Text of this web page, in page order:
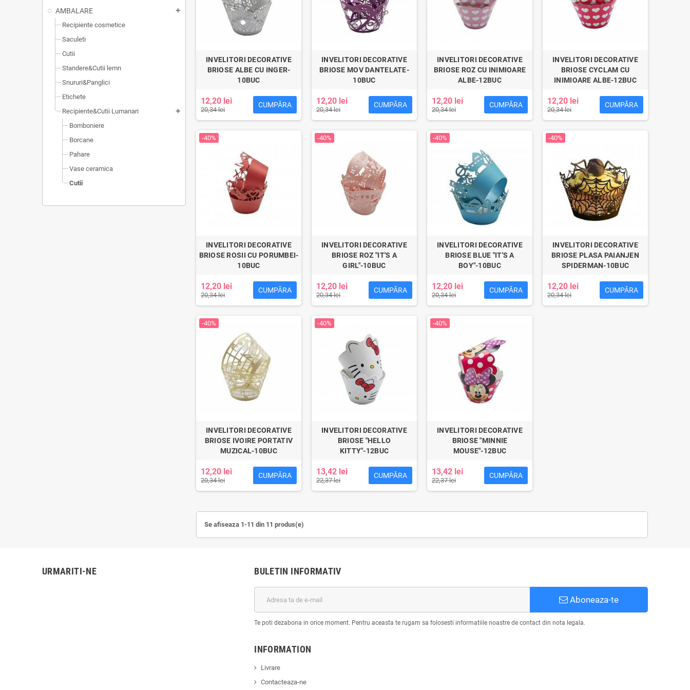
AMBALARE add
Recipiente cosmetice
Saculeti
Cutii
Standere&Cutii lemn
Snururi&Panglici
Etichete
Recipiente&Cutii Lumanari
add
Bomboniere
Borcane
Pahare
Vase ceramica
Cutii
INVELITORI DECORATIVE
BRIOSE ALBE CU INGER-
10BUC
12,20 lei
20,34 lei
CUMPĂRA
INVELITORI DECORATIVE
BRIOSE MOV DANTELATE-
10BUC
12,20 lei
20,34 lei
CUMPĂRA
INVELITORI DECORATIVE
BRIOSE ROZ CU INIMIOARE
ALBE-12BUC
12,20 lei
20,34 lei
CUMPĂRA
INVELITORI DECORATIVE
BRIOSE CYCLAM CU
INIMIOARE ALBE-12BUC
12,20 lei
20,34 lei
CUMPĂRA
-40%
INVELITORI DECORATIVE
BRIOSE ROSII CU PORUMBEI-
10BUC
12,20 lei
20,34 lei
CUMPĂRA
-40%
INVELITORI DECORATIVE
BRIOSE ROZ "IT'S A
GIRL"-10BUC
12,20 lei
20,34 lei
CUMPĂRA
-40%
INVELITORI DECORATIVE
BRIOSE BLUE "IT'S A
BOY"-10BUC
12,20 lei
20,34 lei
CUMPĂRA
-40%
INVELITORI DECORATIVE
BRIOSE PLASA PAIANJEN
SPIDERMAN-10BUC
12,20 lei
20,34 lei
CUMPĂRA
-40%
INVELITORI DECORATIVE
BRIOSE IVOIRE PORTATIV
MUZICAL-10BUC
12,20 lei
20,34 lei
CUMPĂRA
-40%
INVELITORI DECORATIVE
BRIOSE "HELLO
KITTY"-12BUC
13,42 lei
22,37 lei
CUMPĂRA
-40%
INVELITORI DECORATIVE
BRIOSE "MINNIE
MOUSE"-12BUC
13,42 lei
22,37 lei
CUMPĂRA
Se afiseaza 1-11 din 11 produs(e)
URMARITI-NE BULETIN INFORMATIV
Aboneaza-te
Te poti dezabona in orice moment. Pentru aceasta te rugam sa folosesti informatiile noastre de contact din nota legala.
INFORMATION
Livrare
Contacteaza-ne